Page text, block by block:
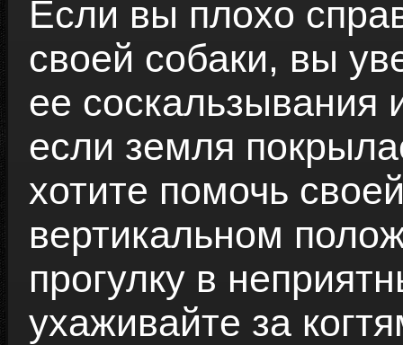
Если вы плохо
своей собаки, вы
ее соскальзывания
если земля
хотите помочь
вертикальном
прогулку в
ухаживайте за